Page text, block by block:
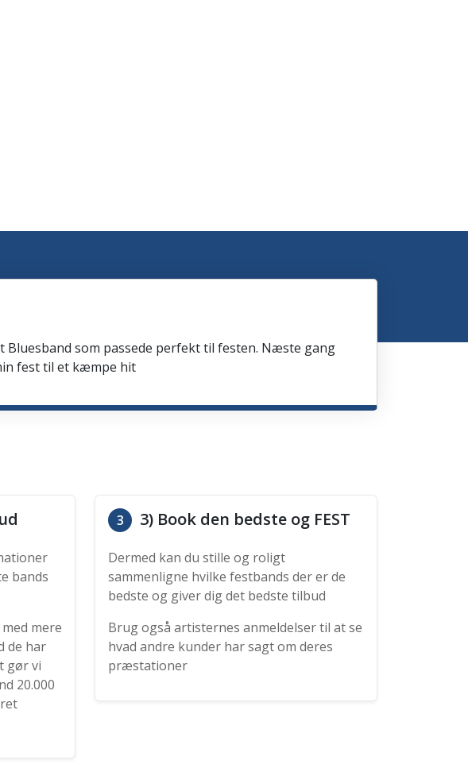
Bluesband som passede perfekt til festen. Næste gang
fest til et kæmpe hit
bands
mere
de har
gør vi
20.000
3 3) Book den bedste og FEST
Dermed kan du stille og roligt
sammenligne hvilke festbands der er de
bedste og giver dig det bedste tilbud
Brug også artisternes anmeldelser til at se
hvad andre kunder har sagt om deres
præstationer